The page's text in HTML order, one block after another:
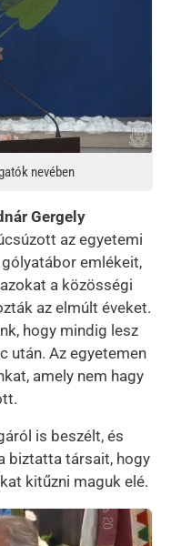
nevében
Gergely
az egyetemi
emlékeit,
a közösségi
az elmúlt éveket.
hogy mindig lesz
után. Az egyetemen
amely nem hagy
is beszélt, és
biztatta társait, hogy
kitűzni maguk elé.